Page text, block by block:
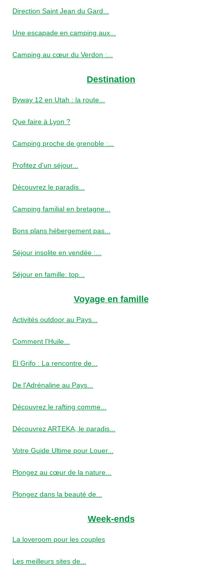
Direction Saint Jean du Gard...
Une escapade en camping aux...
Camping au cœur du Verdon :...
Destination
Byway 12 en Utah : la route...
Que faire à Lyon ?
Camping proche de grenoble :...
Profitez d'un séjour...
Découvrez le paradis...
Camping familial en bretagne...
Bons plans hébergement pas...
Séjour insolite en vendée :...
Séjour en famille: top...
Voyage en famille
Activités outdoor au Pays...
Comment l'Huile...
El Grifo : La rencontre de...
De l'Adrénaline au Pays...
Découvrez le rafting comme...
Découvrez ARTEKA, le paradis...
Votre Guide Ultime pour Louer...
Plongez au cœur de la nature...
Plongez dans la beauté de...
Week-ends
La loveroom pour les couples
Les meilleurs sites de...